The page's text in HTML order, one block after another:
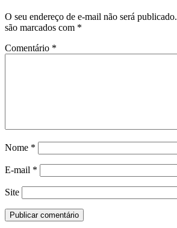
O seu endereço de e-mail não será publicado.
são marcados com *
Comentário *
Nome *
E-mail *
Site